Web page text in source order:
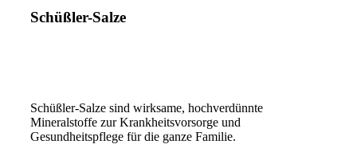
Schüßler-Salze
Schüßler-Salze sind wirksame, hochverdünnte
Mineralstoffe zur Krankheitsvorsorge und
Gesundheitspflege für die ganze Familie.